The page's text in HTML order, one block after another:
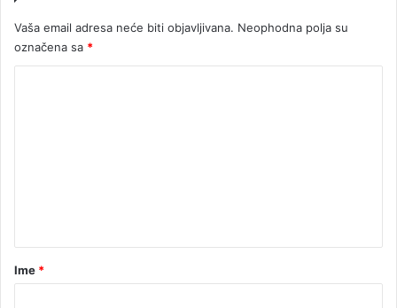
a
a
d
a
Vaša email adresa neće biti objavljivana. Neophodna polja su
označena sa *
rIme *